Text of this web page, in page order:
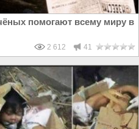
помогают всему миру в
2 612 41